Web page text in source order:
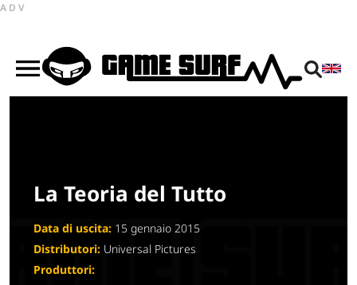
ADV
La Teoria del Tutto
Data di uscita: 15 gennaio 2015
Distributori: Universal Pictures
Produttori: